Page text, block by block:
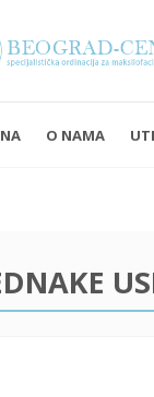
O NAMA